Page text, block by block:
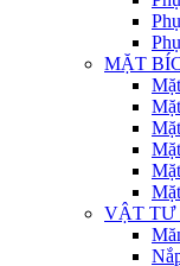
MẶT
VẬT TƯ